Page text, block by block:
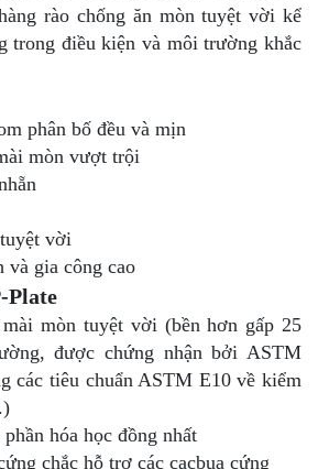
rào chống ăn mòn tuyệt vời kể
trong điều kiện và môi trường khắc
phân bố đều và mịn
mòn vượt trội
vời
và gia công cao
Plate
mòn tuyệt vời (bền hơn gấp 25
được chứng nhận bởi ASTM
các tiêu chuẩn ASTM E10 về kiểm
hóa học đồng nhất
chắc hỗ trợ các cacbua cứng